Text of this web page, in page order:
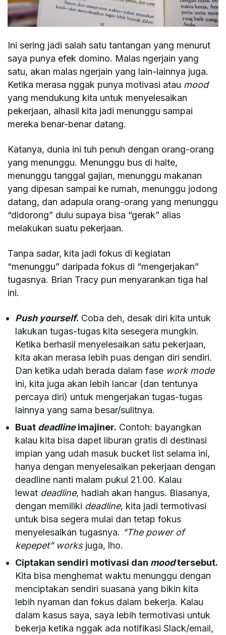
Ini sering jadi salah satu tantangan yang menurut
saya punya efek domino. Malas ngerjain yang
satu, akan malas ngerjain yang lain-lainnya juga.
Ketika merasa nggak punya motivasi atau mood
yang mendukung kita untuk menyelesaikan
pekerjaan, alhasil kita jadi menunggu sampai
mereka benar-benar datang.
Katanya, dunia ini tuh penuh dengan orang-orang
yang menunggu. Menunggu bus di halte,
menunggu tanggal gajian, menunggu makanan
yang dipesan sampai ke rumah, menunggu jodong
datang, dan adapula orang-orang yang menunggu
“didorong” dulu supaya bisa “gerak” alias
melakukan suatu pekerjaan.
Tanpa sadar, kita jadi fokus di kegiatan
“menunggu” daripada fokus di “mengerjakan”
tugasnya. Brian Tracy pun menyarankan tiga hal
ini.
Push yourself. Coba deh, desak diri kita untuk
lakukan tugas-tugas kita sesegera mungkin.
Ketika berhasil menyelesaikan satu pekerjaan,
kita akan merasa lebih puas dengan diri sendiri.
Dan ketika udah berada dalam fase work mode
ini, kita juga akan lebih lancar (dan tentunya
percaya diri) untuk mengerjakan tugas-tugas
lainnya yang sama besar/sulitnya.
Buat deadlineimajiner. Contoh: bayangkan
kalau kita bisa dapet liburan gratis di destinasi
impian yang udah masuk bucket list selama ini,
hanya dengan menyelesaikan pekerjaan dengan
deadline nanti malam pukul 21.00. Kalau
lewat deadline, hadiah akan hangus. Biasanya,
dengan memiliki deadline, kita jadi termotivasi
untuk bisa segera mulai dan tetap fokus
menyelesaikan tugasnya. “The power of
kepepet” worksjuga, lho.
Ciptakan sendiri motivasi dan moodtersebut.
Kita bisa menghemat waktu menunggu dengan
menciptakan sendiri suasana yang bikin kita
lebih nyaman dan fokus dalam bekerja. Kalau
dalam kasus saya, saya lebih termotivasi untuk
bekerja ketika nggak ada notifikasi Slack/email,